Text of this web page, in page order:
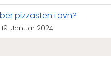
pizzasten i ovn?
19. Januar 2024